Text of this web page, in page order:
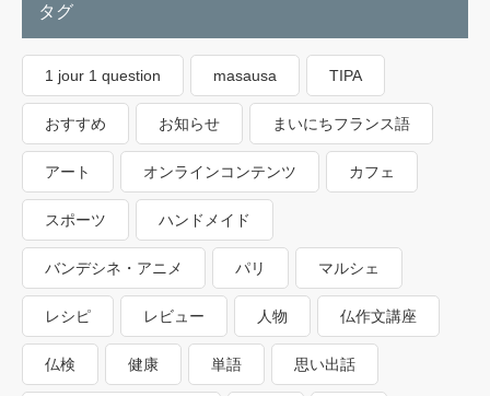
タグ
1 jour 1 question masausa TIPA
おすすめ お知らせ まいにちフランス語
アート オンラインコンテンツ カフェ
スポーツ ハンドメイド
バンデシネ・アニメ パリ マルシェ
レシピ レビュー 人物 仏作文講座
仏検 健康 単語 思い出話